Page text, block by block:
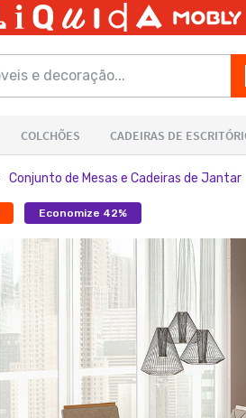
Conjunto de Mesas e Cadeiras de Jantar
Economize 42%